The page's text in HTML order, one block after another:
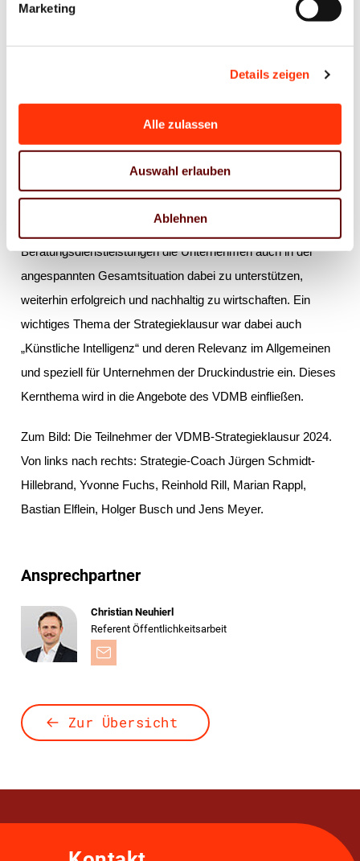
Marketing
Details zeigen
Alle zulassen
Auswahl erlauben
Ablehnen
Engagements, die für die Zukunfts- und Innovationsfähigkeit
der Branche essenziell sind. Ein Kernstück bildet dabei die
groß angelegte Nachhaltigkeitskampagne der Verbände
Druck und Medien. Das Serviceangebot – vor allem auch
der VDM Beratung – wird im kommenden Jahr an die
gegenwärtigen Herausforderungen der Branche ausgerichtet.
Beratungsdienstleistungen die Unternehmen auch in der
angespannten Gesamtsituation dabei zu unterstützen,
weiterhin erfolgreich und nachhaltig zu wirtschaften. Ein
wichtiges Thema der Strategieklausur war dabei auch
„Künstliche Intelligenz“ und deren Relevanz im Allgemeinen
und speziell für Unternehmen der Druckindustrie ein. Dieses
Kernthema wird in die Angebote des VDMB einfließen.
Zum Bild: Die Teilnehmer der VDMB-Strategieklausur 2024.
Von links nach rechts: Strategie-Coach Jürgen Schmidt-
Hillebrand, Yvonne Fuchs, Reinhold Rill, Marian Rappl,
Bastian Elflein, Holger Busch und Jens Meyer.
Ansprechpartner
Christian Neuhierl
Referent Öffentlichkeitsarbeit
Zur Übersicht